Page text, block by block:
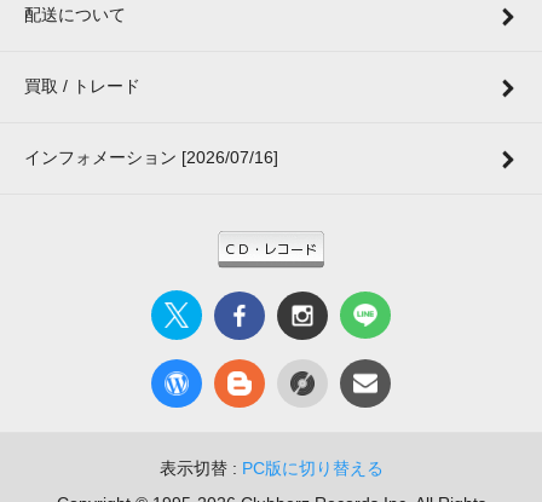
配送について
買取 / トレード
インフォメーション [2026/07/16]
表示切替 : PC版に切り替える